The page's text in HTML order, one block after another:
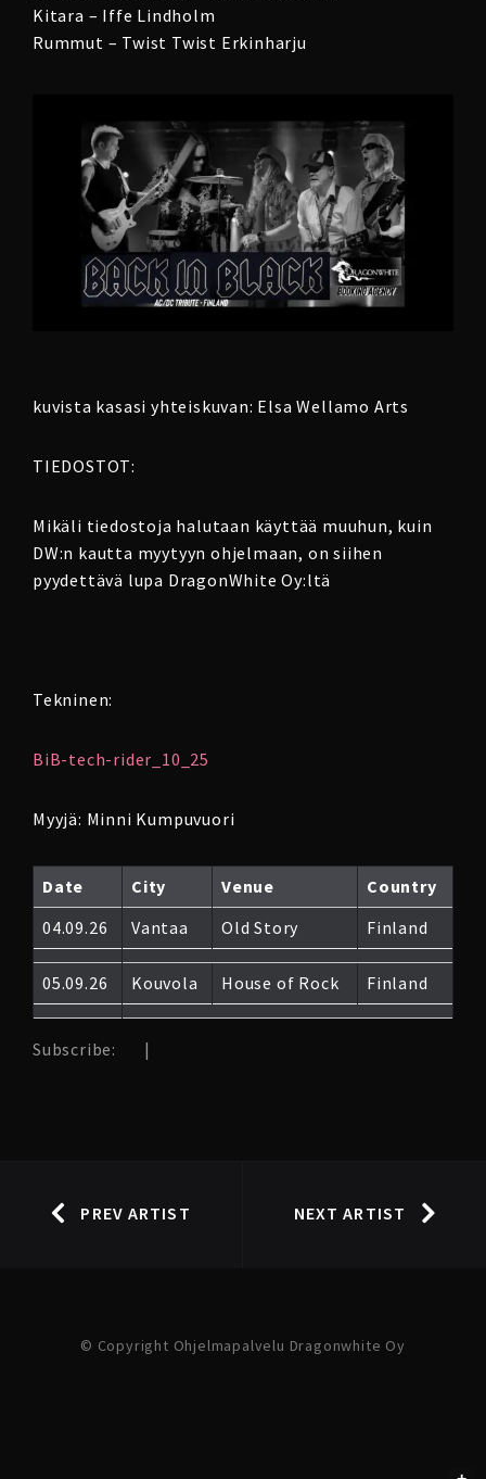
Kitara – Iffe Lindholm
Rummut – Twist Twist Erkinharju
kuvista kasasi yhteiskuvan: Elsa Wellamo Arts
TIEDOSTOT:
Mikäli tiedostoja halutaan käyttää muuhun, kuin
DW:n kautta myytyyn ohjelmaan, on siihen
pyydettävä lupa DragonWhite Oy:ltä
Tekninen:
BiB-tech-rider_10_25
Myyjä: Minni Kumpuvuori
Date City Venue
Country
04.09.26
Vantaa Old Story Finland
05.09.26 Kouvola House of Rock Finland
Subscribe: |
PREV ARTIST NEXT ARTIST
© Copyright Ohjelmapalvelu Dragonwhite Oy